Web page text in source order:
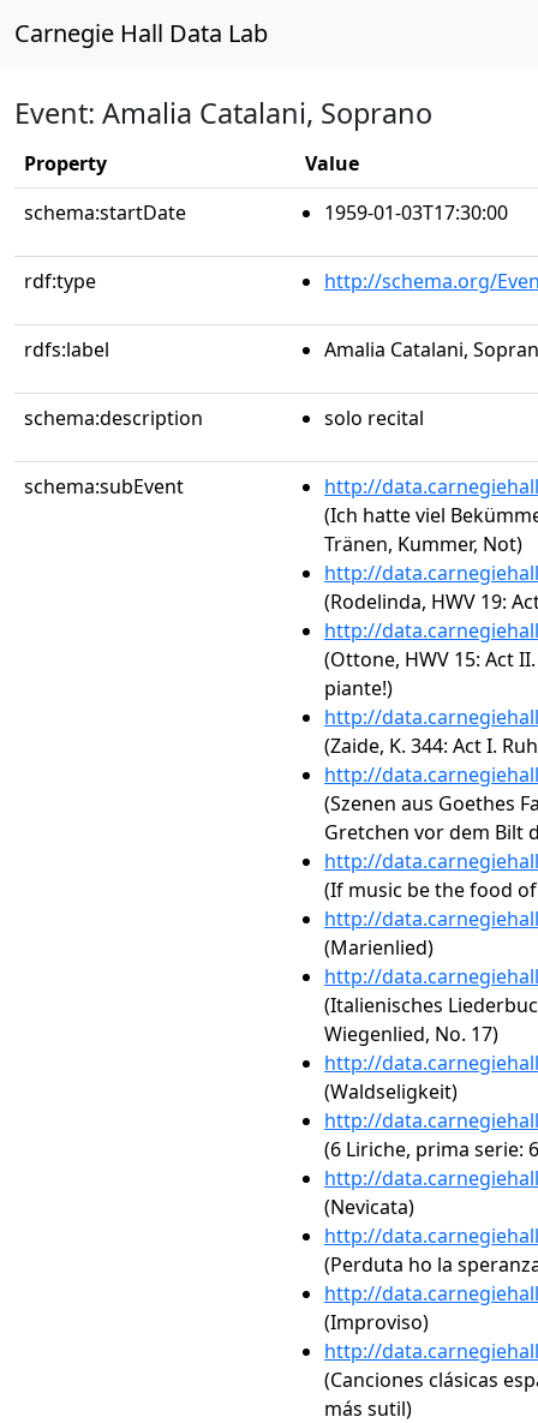
Carnegie Hall Data Lab
Event: Amalia Catalani, Soprano
Property
Value
schema:startDate
1959-01-03T17:30:00
rdf:type http://schema.org/
rdfs:label Amalia Catalani,
schema:description solo recital
schema:subEvent
http://
(Ich hatte viel
Tränen, Kummer, Not)
http://
(Rodelinda, HWV 19:
http://
(Ottone, HWV 15: Act
piante!)
http://
(Zaide, K. 344: Act I.
http://
(Szenen aus Goethes
Gretchen vor dem Bilt
http://
(If music be the food
http://
(Marienlied)
http://
(Italienisches
Wiegenlied, No. 17)
http://
(Waldseligkeit)
http://
(6 Liriche, prima serie:
http://
(Nevicata)
http://
(Perduta ho la
http://
(Improviso)
http://
(Canciones clásicas
más sutil)